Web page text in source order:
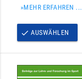
»MEHR ERFAHREN ...
done AUSWÄHLEN